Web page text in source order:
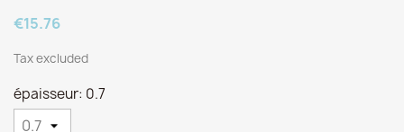
€15.76
Tax excluded
épaisseur: 0.7